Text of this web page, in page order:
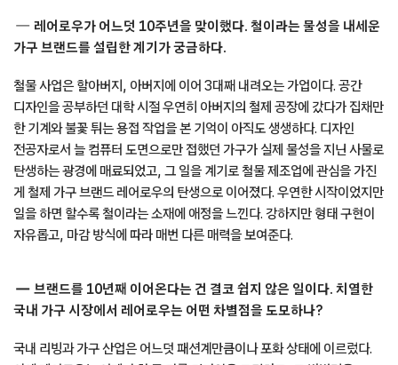
레어로우가 어느덧 10주년을 맞이했다. 철이라는 물성을 내세운
가구 브랜드를 설립한 계기가 궁금하다.
철물 사업은 할아버지, 아버지에 이어 3대째 내려오는 가업이다. 공간
디자인을 공부하던 대학 시절 우연히 아버지의 철제 공장에 갔다가 집채만
한 기계와 불꽃 튀는 용접 작업을 본 기억이 아직도 생생하다. 디자인
전공자로서 늘 컴퓨터 도면으로만 접했던 가구가 실제 물성을 지닌 사물로
탄생하는 광경에 매료되었고, 그 일을 계기로 철물 제조업에 관심을 가진
게 철제 가구 브랜드 레어로우의 탄생으로 이어졌다. 우연한 시작이었지만
일을 하면 할수록 철이라는 소재에 애정을 느낀다. 강하지만 형태 구현이
자유롭고, 마감 방식에 따라 매번 다른 매력을 보여준다.
브랜드를 10년째 이어온다는 건 결코 쉽지 않은 일이다. 치열한
국내 가구 시장에서 레어로우는 어떤 차별점을 도모하나?
국내 리빙과 가구 산업은 어느덧 패션계만큼이나 포화 상태에 이르렀다.